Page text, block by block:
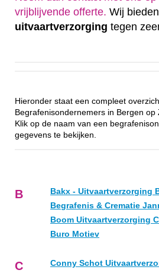
vrijblijvende offerte‎. Wij bieden
uitvaartverzorging tegen
Hieronder staat een compleet
Begrafenisondernemers in Bergen
Klik op de naam van een
gegevens te bekijken.
B
Bakx - Uitvaartverzorging
Begrafenis & Crematie
Boom Uitvaartverzorging
Buro Motiev
C Conny Schot